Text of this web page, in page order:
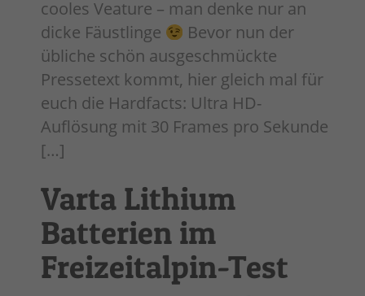
cooles Veature – man denke nur an
dicke Fäustlinge
Bevor nun der
übliche schön ausgeschmückte
Pressetext kommt, hier gleich mal für
euch die Hardfacts: Ultra HD-
Auflösung mit 30 Frames pro Sekunde
[…]
Varta Lithium
Batterien im
Freizeitalpin-Test